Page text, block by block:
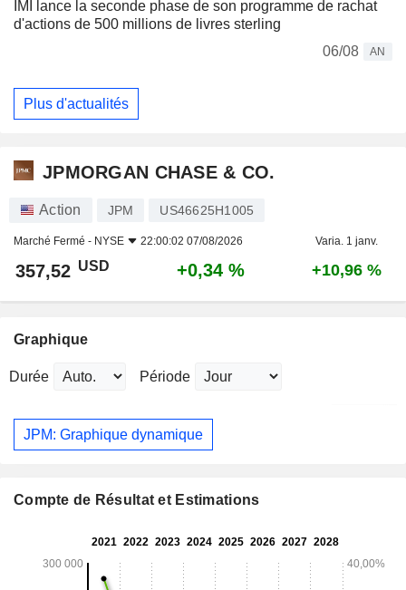
IMI lance la seconde phase de son programme de rachat
d'actions de 500 millions de livres sterling
06/08
AN
Plus d'actualités
JPMORGAN CHASE & CO.
Action JPM US46625H1005
Marché Fermé - NYSE 22:00:02 07/08/2026 Varia. 1 janv.
357,52 USD +0,34 % +10,96 %
Graphique
Durée Période
JPM: Graphique dynamique
Compte de Résultat et Estimations